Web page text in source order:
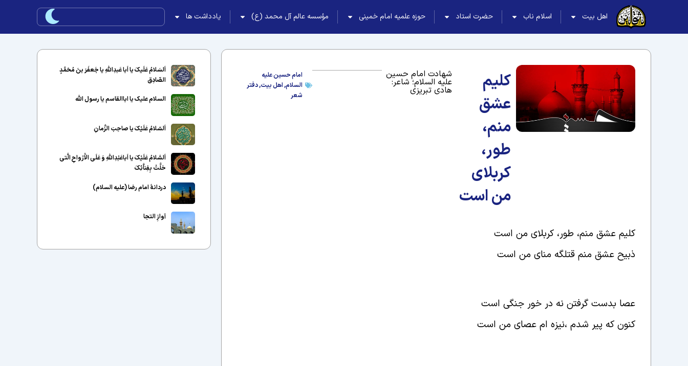
اهل بیت اسلام ناب حضرت استاد حوزه علمیه امام خمینی مؤسسه عالم آل محمد (ع) یادداشت ها
کلیم
عشق
منم،
طور،
کربلای
من است
شهادت امام حسین
علیه السلام؛ شاعر:
هادی تبریزی
امام حسین علیه
السلام,اهل بیت,دفتر
شعر
کلیم عشق منم، طور، کربلای من است
ذبیح عشق منم قتلگه منای من است
عصا بدست گرفتن نه در خور جنگی است
کنون که پیر شدم ،نیزه ام عصای من است
اَلسَلامُ عَلَیکَ یا اَبا عَبدِاللّهِ یا جَعفَرَ بنَ مُحَمَّدٍ
الصّادِق
السلام علیک یا اباالقاسم یا رسول الله
اَلسّلامُ عَلَیْکَ یا صاحِبَ الزَّمانِ
اَلسَّلامُ عَلَیْکَ یا اَباعَبْدِاللَّهِ وَ عَلَى الاَْرْواحِ الَّتى
حَلَّتْ بِفِناَّئِکَ
دردانهٔ امام رضا (علیه السلام)
آوازِ التجا